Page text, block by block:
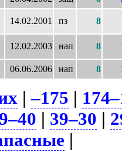
14.02.2001 пз 8
12.02.2003 нап 8
06.06.2006 нап 8
|–175 |
| 39–30 |
|